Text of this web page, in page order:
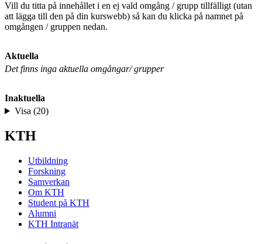
Vill du titta på innehållet i en ej vald omgång / grupp tillfälligt (utan
att lägga till den på din kurswebb) så kan du klicka på namnet på
omgången / gruppen nedan.
Aktuella
Det finns inga aktuella omgångar/ grupper
Inaktuella
Visa (20)
KTH
Utbildning
Forskning
Samverkan
Om KTH
Student på KTH
Alumni
KTH Intranät